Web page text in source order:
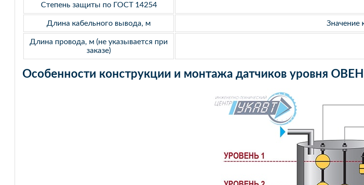
Степень защиты по ГОСТ 14254
Длина кабельного вывода, м Значение
Длина провода, м (не указывается при
заказе)
Особенности конструкции и монтажа датчиков уровня